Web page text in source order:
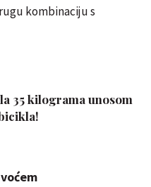
kombinaciju s
35 kilograma unosom